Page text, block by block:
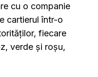
cu o companie
cartierul într-o
fiecare
verde și roșu,